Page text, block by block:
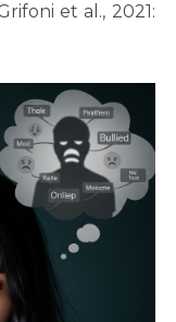
et al., 2021: